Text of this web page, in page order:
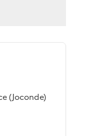
(Joconde)